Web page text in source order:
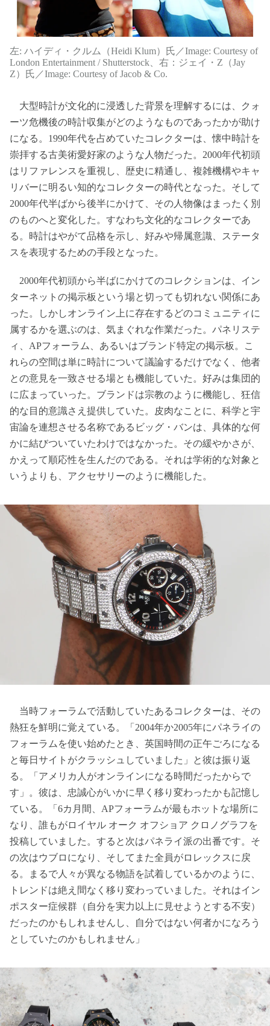
左: ハイディ・クルム（Heidi Klum）氏／Image: Courtesy of
London Entertainment / Shutterstock、右：ジェイ・Z（Jay
Z）氏／Image: Courtesy of Jacob & Co.
大型時計が文化的に浸透した背景を理解するには、クォ
ーツ危機後の時計収集がどのようなものであったかが助け
になる。1990年代を占めていたコレクターは、懐中時計を
崇拝する古美術愛好家のような人物だった。2000年代初頭
はリファレンスを重視し、歴史に精通し、複雑機構やキャ
リバーに明るい知的なコレクターの時代となった。そして
2000年代半ばから後半にかけて、その人物像はまったく別
のものへと変化した。すなわち文化的なコレクターであ
る。時計はやがて品格を示し、好みや帰属意識、ステータ
スを表現するための手段となった。
2000年代初頭から半ばにかけてのコレクションは、イン
ターネットの掲示板という場と切っても切れない関係にあ
った。しかしオンライン上に存在するどのコミュニティに
属するかを選ぶのは、気まぐれな作業だった。パネリステ
ィ、APフォーラム、あるいはブランド特定の掲示板。こ
れらの空間は単に時計について議論するだけでなく、他者
との意見を一致させる場とも機能していた。好みは集団的
に広まっていった。ブランドは宗教のように機能し、狂信
的な目的意識さえ提供していた。皮肉なことに、科学と宇
宙論を連想させる名称であるビッグ・バンは、具体的な何
かに結びついていたわけではなかった。その緩やかさが、
かえって順応性を生んだのである。それは学術的な対象と
いうよりも、アクセサリーのように機能した。
当時フォーラムで活動していたあるコレクターは、その
熱狂を鮮明に覚えている。「2004年か2005年にパネライの
フォーラムを使い始めたとき、英国時間の正午ごろになる
と毎日サイトがクラッシュしていました」と彼は振り返
る。「アメリカ人がオンラインになる時間だったからで
す」。彼は、忠誠心がいかに早く移り変わったかも記憶し
ている。「6カ月間、APフォーラムが最もホットな場所に
なり、誰もがロイヤル オーク オフショア クロノグラフを
投稿していました。すると次はパネライ派の出番です。そ
の次はウブロになり、そしてまた全員がロレックスに戻
る。まるで人々が異なる物語を試着しているかのように、
トレンドは絶え間なく移り変わっていました。それはイン
ポスター症候群（自分を実力以上に見せようとする不安）
だったのかもしれませんし、自分ではない何者かになろう
としていたのかもしれません」